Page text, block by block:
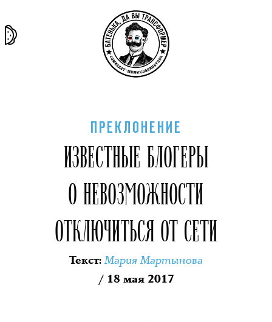
ПРЕКЛОНЕНИЕ
ИЗВЕСТНЫЕ БЛОГЕРЫ
О НЕВОЗМОЖНОСТИ
ОТКЛЮЧИТЬСЯ ОТ СЕТИ
Текст:Мария Мартынова
/ 18 мая 2017